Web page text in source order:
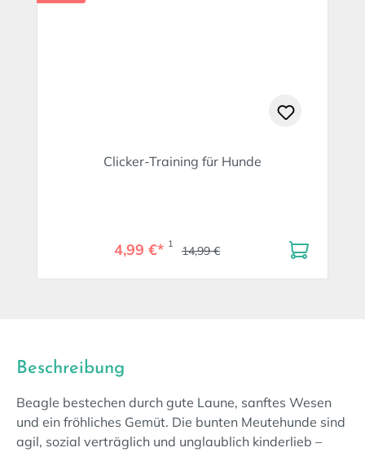
Clicker-Training für Hunde
4,99 €* 1 14,99 €
Beschreibung
Beagle bestechen durch gute Laune, sanftes Wesen
und ein fröhliches Gemüt. Die bunten Meutehunde sind
agil, sozial verträglich und unglaublich kinderlieb –